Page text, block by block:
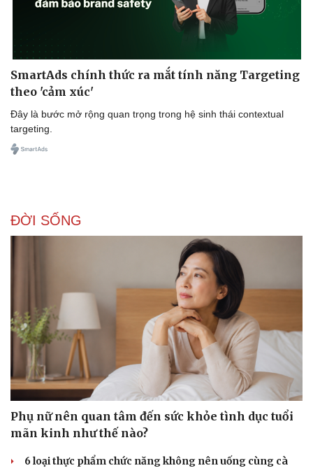
Thông tin doanh nghiệp
Sành điệu
SmartAds chính thức ra mắt tính năng Targeting
theo 'cảm xúc'
Đây là bước mở rộng quan trọng trong hệ sinh thái contextual
targeting.
ĐỜI SỐNG
Phụ nữ nên quan tâm đến sức khỏe tình dục tuổi
mãn kinh như thế nào?
6 loại thực phẩm chức năng không nên uống cùng cà